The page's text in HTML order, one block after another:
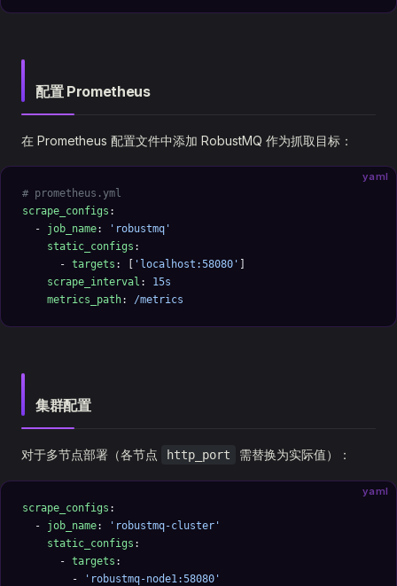
配置 Prometheus
在 Prometheus 配置文件中添加 RobustMQ 作为抓取目标：
yaml
# prometheus.yml
scrape_configs :
  -
job_name:
'robustmq'
    static_configs
:
      -
targets : [ 'localhost:58080'
    scrape_interval
: 15s
    metrics_path
: /metrics
集群配置
对于多节点部署（各节点 http_port 需替换为实际值）：
yaml
scrape_configs :
  -
job_name:
'robustmq-cluster'
    static_configs
:
      -
targets :
        -
'robustmq-node1:58080'